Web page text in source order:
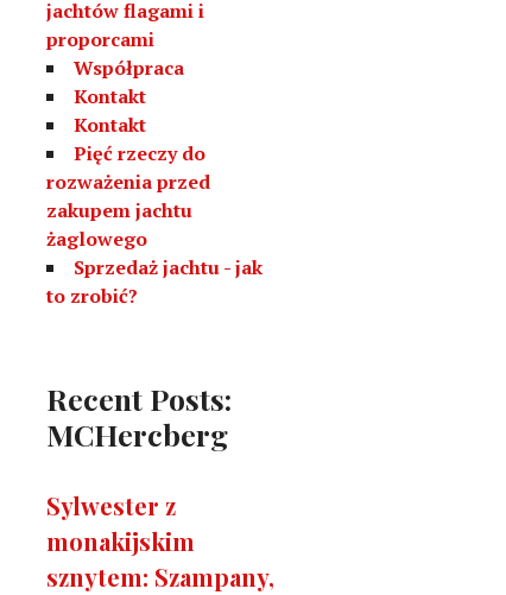
jachtów flagami i
proporcami
Współpraca
Kontakt
Kontakt
Pięć rzeczy do
rozważenia przed
zakupem jachtu
żaglowego
Sprzedaż jachtu - jak
to zrobić?
Recent Posts:
MCHercberg
Sylwester z
monakijskim
sznytem: Szampany,